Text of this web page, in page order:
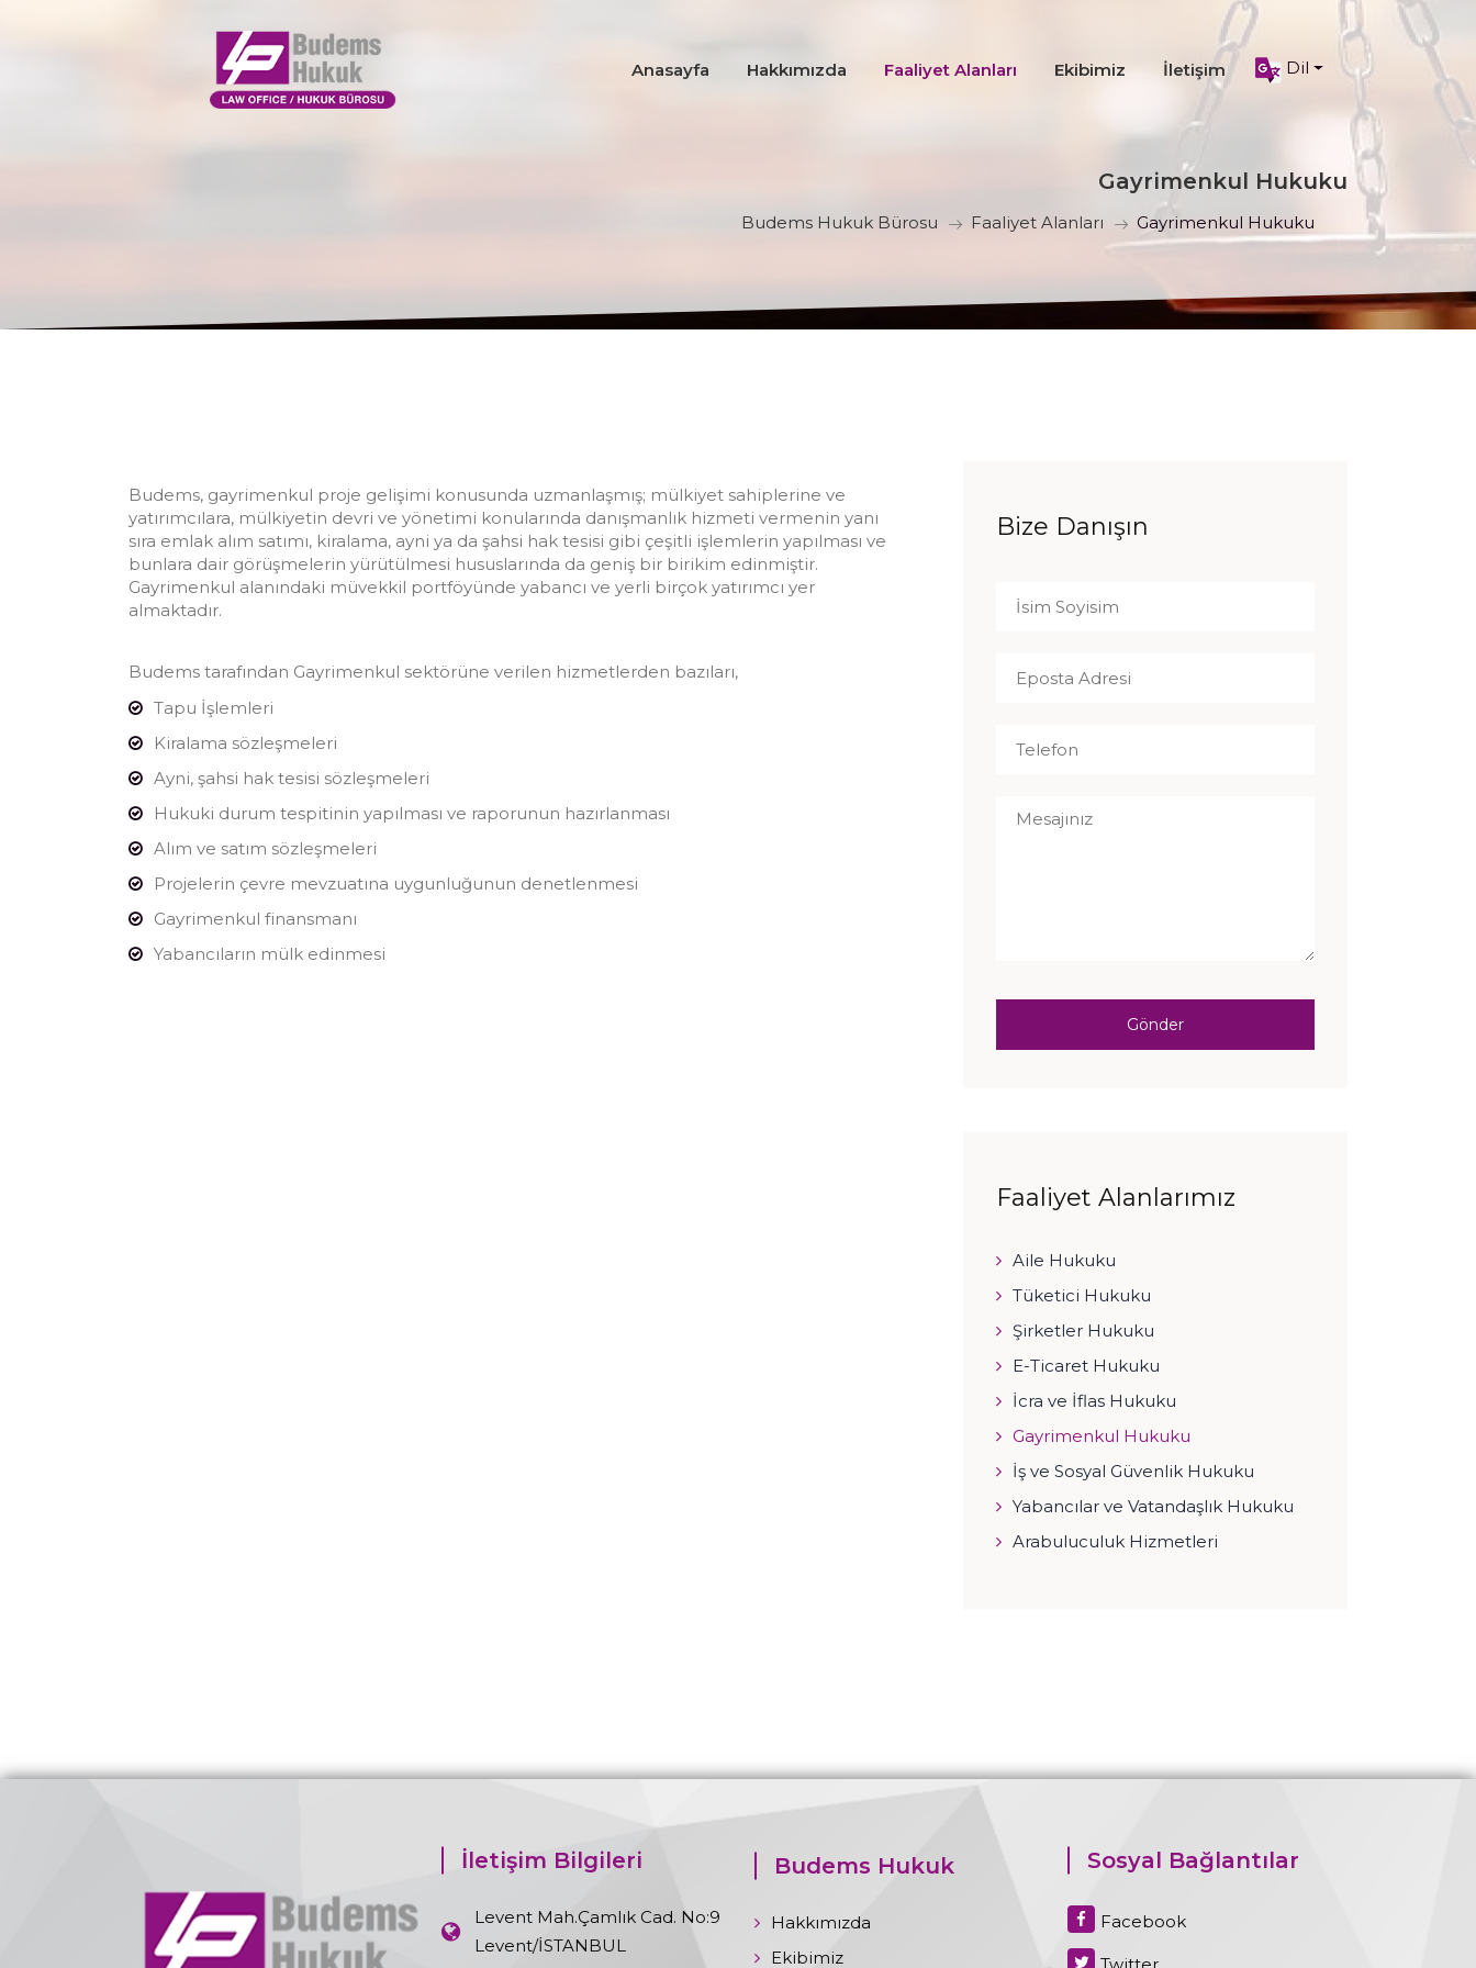
Anasayfa Hakkımızda Faaliyet Alanları Ekibimiz İletişim Dil
Gayrimenkul Hukuku
Budems Hukuk Bürosu Faaliyet Alanları Gayrimenkul Hukuku
Budems, gayrimenkul proje gelişimi konusunda uzmanlaşmış; mülkiyet sahiplerine ve
yatırımcılara, mülkiyetin devri ve yönetimi konularında danışmanlık hizmeti vermenin yanı
sıra emlak alım satımı, kiralama, ayni ya da şahsi hak tesisi gibi çeşitli işlemlerin yapılması ve
bunlara dair görüşmelerin yürütülmesi hususlarında da geniş bir birikim edinmiştir.
Gayrimenkul alanındaki müvekkil portföyünde yabancı ve yerli birçok yatırımcı yer
almaktadır.
Budems tarafından Gayrimenkul sektörüne verilen hizmetlerden bazıları,
Tapu İşlemleri
Kiralama sözleşmeleri
Ayni, şahsi hak tesisi sözleşmeleri
Hukuki durum tespitinin yapılması ve raporunun hazırlanması
Alım ve satım sözleşmeleri
Projelerin çevre mevzuatına uygunluğunun denetlenmesi
Gayrimenkul finansmanı
Yabancıların mülk edinmesi
Bize Danışın
Faaliyet Alanlarımız
Aile Hukuku
Tüketici Hukuku
Şirketler Hukuku
E-Ticaret Hukuku
İcra ve İflas Hukuku
Gayrimenkul Hukuku
İş ve Sosyal Güvenlik Hukuku
Yabancılar ve Vatandaşlık Hukuku
Arabuluculuk Hizmetleri
İletişim Bilgileri
Levent Mah.Çamlık Cad. No:9
Levent/İSTANBUL
Budems Hukuk
Hakkımızda
Ekibimiz
Sosyal Bağlantılar
Facebook